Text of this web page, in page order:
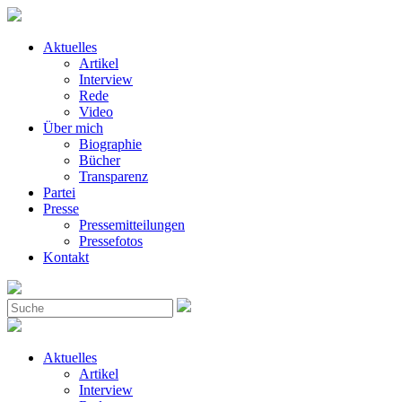
Aktuelles
Artikel
Interview
Rede
Video
Über mich
Biographie
Bücher
Transparenz
Partei
Presse
Pressemitteilungen
Pressefotos
Kontakt
Aktuelles
Artikel
Interview